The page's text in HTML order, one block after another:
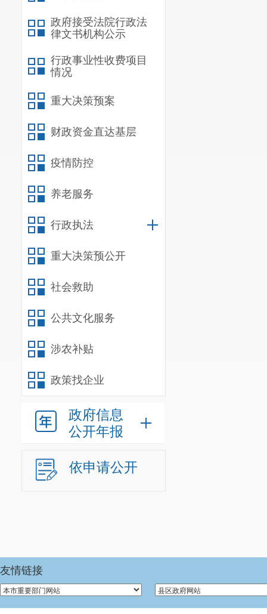
政府接受法院行政法
律文书机构公示
行政事业性收费项目
情况
重大决策预案
财政资金直达基层
疫情防控
养老服务
行政执法
重大决策预公开
社会救助
公共文化服务
涉农补贴
政策找企业
政府信息
公开年报
依申请公开
友情链接